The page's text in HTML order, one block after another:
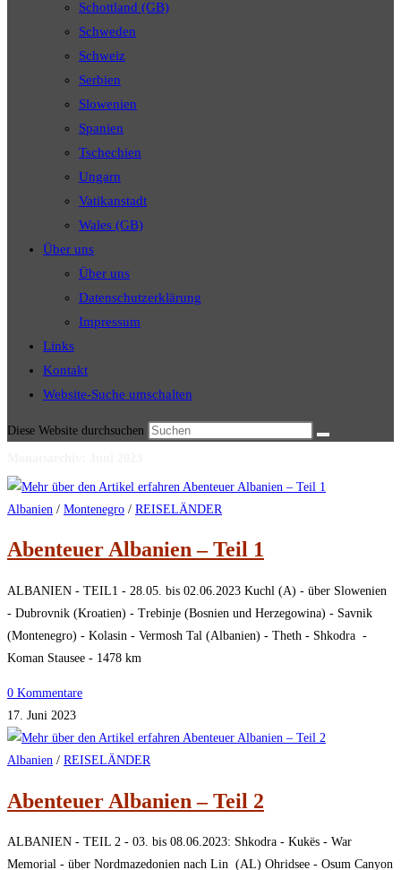
Schottland (GB)
Schweden
Schweiz
Serbien
Slowenien
Spanien
Tschechien
Ungarn
Vatikanstadt
Wales (GB)
Über uns
Über uns
Datenschutzerklärung
Impressum
Links
Kontakt
Website-Suche umschalten
Diese Website durchsuchen
Albanien / Montenegro / REISELÄNDER
Abenteuer Albanien – Teil 1
ALBANIEN - TEIL1 - 28.05. bis 02.06.2023 Kuchl (A) - über Slowenien
- Dubrovnik (Kroatien) - Trebinje (Bosnien und Herzegowina) - Savnik
(Montenegro) - Kolasin - Vermosh Tal (Albanien) - Theth - Shkodra -
Koman Stausee - 1478 km
0 Kommentare
17. Juni 2023
Albanien / REISELÄNDER
Abenteuer Albanien – Teil 2
ALBANIEN - TEIL 2 - 03. bis 08.06.2023: Shkodra - Kukës - War
Memorial - über Nordmazedonien nach Lin (AL) Ohridsee - Osum Canyon